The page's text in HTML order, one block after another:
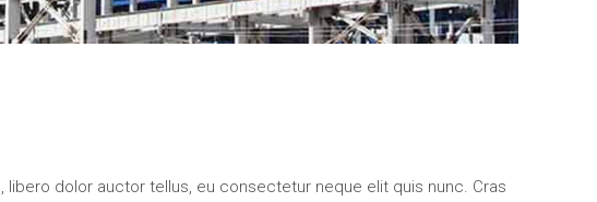
dolor auctor tellus, eu consectetur neque elit quis nunc. Cras